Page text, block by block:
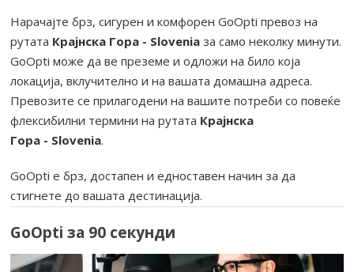
Нарачајте брз, сигурен и комфорен GoOpti превоз на
рутата Крајнска Гора - Slovenia за само неколку минути.
GoOpti може да ве преземе и одложи на било која
локација, вклучително и на вашата домашна адреса.
Превозите се прилагодени на вашите потреби со повеќе
флексибилни термини на рутата Крајнска
Гора - Slovenia.
GoOpti е брз, достапен и едноставен начин за да
стигнете до вашата дестинација.
GoOpti за 90 секунди